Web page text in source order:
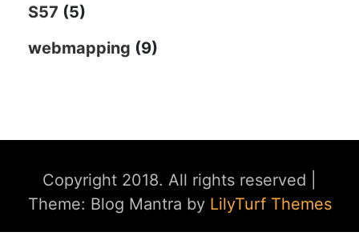
S57 (5)
webmapping (9)
Copyright 2018. All rights reserved
Theme: Blog Mantra by LilyTurf Themes